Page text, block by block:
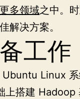
更多领域之中。
解决方案。
工作
Linux
搭建 Hadoop